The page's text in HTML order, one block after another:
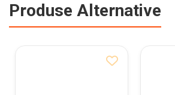
Produse Alternative